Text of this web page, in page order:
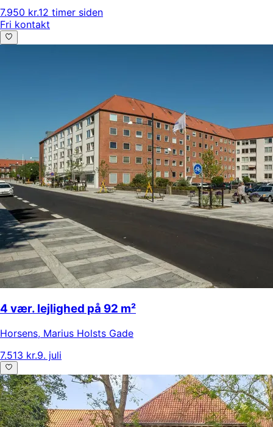
7.950 kr.12 timer siden
Fri kontakt
4 vær. lejlighed på 92 m²
Horsens, Marius Holsts Gade
7.513 kr.9. juli